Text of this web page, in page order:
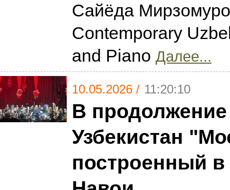
Сайёда
Contemporary
and Piano Далее...
10.05.2026 / 11:20:10
В
Узбекистан
построенный